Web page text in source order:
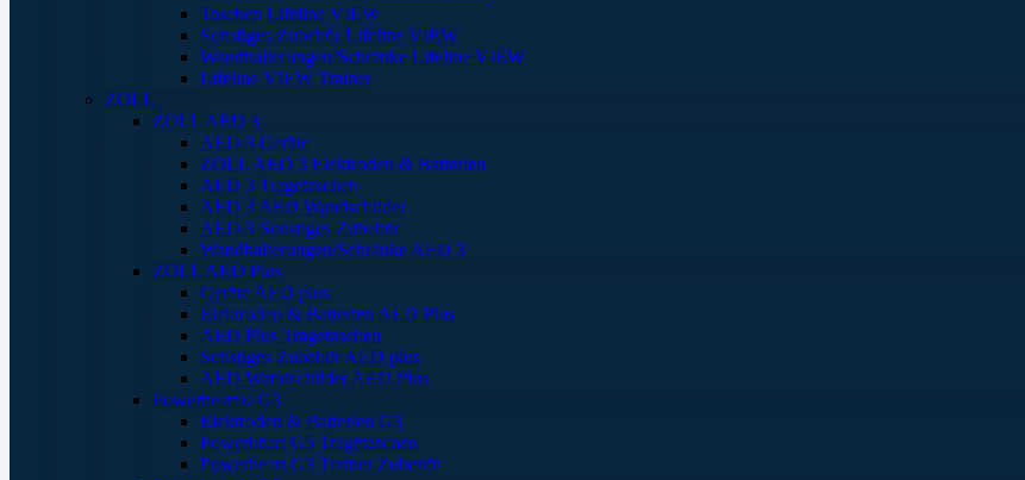
Taschen Lifeline VIEW
Sonstiges Zubehör Lifeline VIEW
Wandhalterungen/Schränke Lifeline VIEW
Lifeline VIEW Trainer
ZOLL
ZOLL AED 3
AED 3 Geräte
ZOLL AED 3 Elektroden & Batterien
AED 3 Tragetaschen
AED 3 AED Wandschilder
AED 3 Sonstiges Zubehör
Wandhalterungen/Schränke AED 3
ZOLL AED Plus
Geräte AED plus
Elektroden & Batterien AED Plus
AED Plus Tragetaschen
Sonstiges Zubehör AED plus
AED Wandschilder AED Plus
Powerheart® G3
Elektroden & Batterien G3
Powerheart G5 Tragetaschen
Powerheart G3 Trainer Zubehör